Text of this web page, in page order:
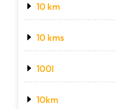
10 km
10 kms
100l
10km